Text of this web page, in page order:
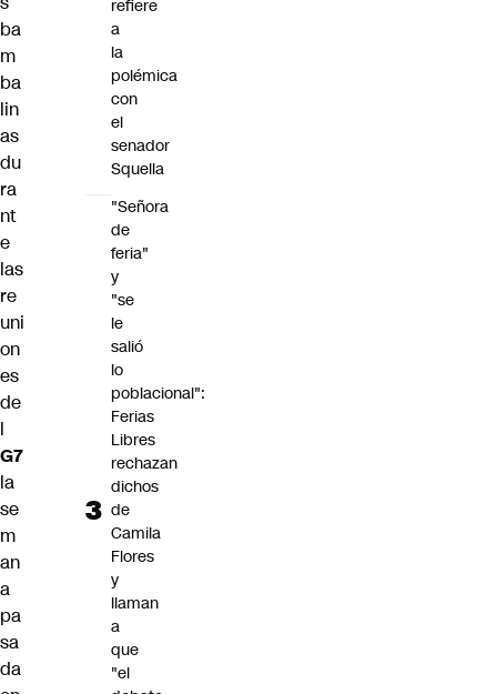
ba
m
ba
lin
as
du
ra
nt
e
las
re
uni
on
es
de
l
G7
la
se
m
an
a
pa
sa
da
refiere
a
la
polémica
con
el
senador
Squella
"Señora
de
feria"
y
"se
le
salió
lo
poblacional":
Ferias
Libres
rechazan
dichos
de
Camila
Flores
y
llaman
a
que
"el